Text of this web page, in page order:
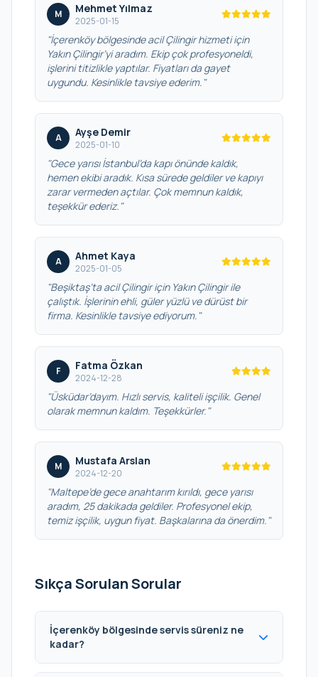
M Mehmet Yılmaz
2025-01-15
"İçerenköy bölgesinde acil Çilingir hizmeti için
Yakın Çilingir’yi aradım. Ekip çok profesyoneldi,
işlerini titizlikle yaptılar. Fiyatları da gayet
uygundu. Kesinlikle tavsiye ederim."
A Ayşe Demir
2025-01-10
"Gece yarısı İstanbul’da kapı önünde kaldık,
hemen ekibi aradık. Kısa sürede geldiler ve kapıyı
zarar vermeden açtılar. Çok memnun kaldık,
teşekkür ederiz."
A Ahmet Kaya
2025-01-05
"Beşiktaş’ta acil Çilingir için Yakın Çilingir ile
çalıştık. İşlerinin ehli, güler yüzlü ve dürüst bir
firma. Kesinlikle tavsiye ediyorum."
F Fatma Özkan
2024-12-28
"Üsküdar’dayım. Hızlı servis, kaliteli işçilik. Genel
olarak memnun kaldım. Teşekkürler."
M Mustafa Arslan
2024-12-20
"Maltepe’de gece anahtarım kırıldı, gece yarısı
aradım, 25 dakikada geldiler. Profesyonel ekip,
temiz işçilik, uygun fiyat. Başkalarına da önerdim."
Sıkça Sorulan Sorular
İçerenköy bölgesinde servis süreniz ne
kadar?